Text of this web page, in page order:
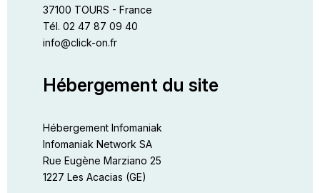
37100 TOURS - France
Tél. 02 47 87 09 40
info@click-on.fr
Hébergement du site
Hébergement Infomaniak
Infomaniak Network SA
Rue Eugène Marziano 25
1227 Les Acacias (GE)